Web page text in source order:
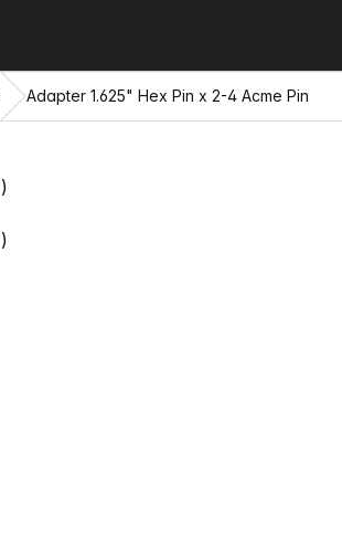
Adapter 1.625" Hex Pin x 2-4 Acme Pin